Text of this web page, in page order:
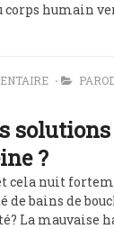
corps humain
?
cela nuit
de bains de
La mauvaise